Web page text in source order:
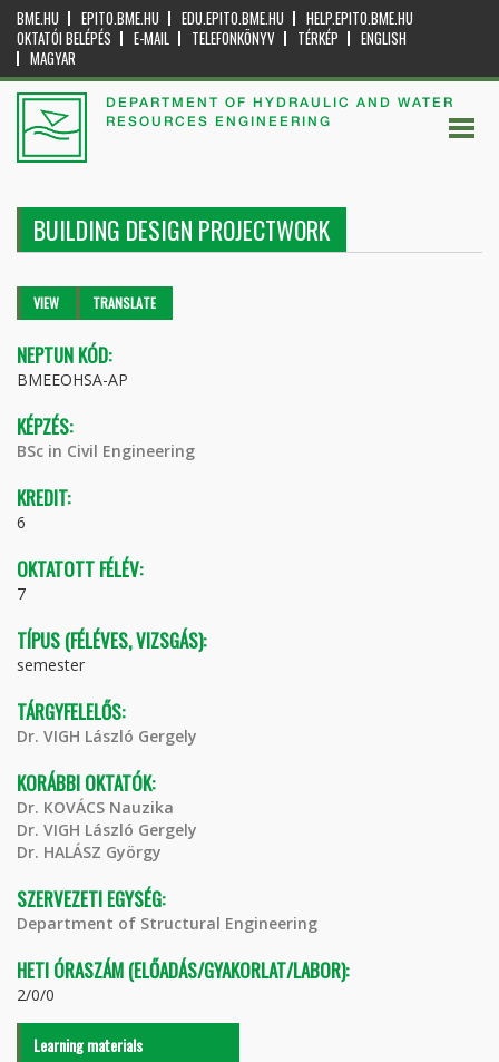
BME.HU EPITO.BME.HU EDU.EPITO.BME.HU
HELP.EPITO.BME.HU
OKTATÓI BELÉPÉS
E-MAIL TELEFONKÖNYV TÉRKÉP
ENGLISH
MAGYAR
DEPARTMENT OF HYDRAULIC AND WATER
RESOURCES ENGINEERING
BUILDING DESIGN PROJECTWORK
Primary tabs
VIEW (ACTIVETRANSLATE
NEPTUN KÓD:
BMEEOHSA-AP
KÉPZÉS:
BSc in Civil Engineering
KREDIT:
6
OKTATOTT FÉLÉV:
7
TÍPUS (FÉLÉVES, VIZSGÁS):
semester
TÁRGYFELELŐS:
Dr. VIGH László Gergely
KORÁBBI OKTATÓK:
Dr. KOVÁCS Nauzika
Dr. VIGH László Gergely
Dr. HALÁSZ György
SZERVEZETI EGYSÉG:
Department of Structural Engineering
HETI ÓRASZÁM (ELŐADÁS/GYAKORLAT/LABOR):
2/0/0
Learning materials